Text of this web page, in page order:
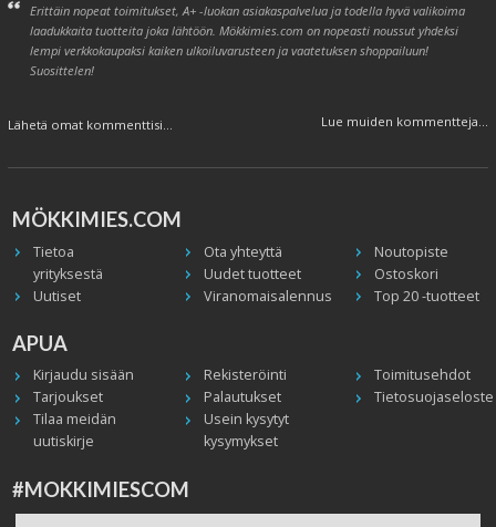
Erittäin nopeat toimitukset, A+ -luokan asiakaspalvelua ja todella hyvä valikoima
laadukkaita tuotteita joka lähtöön. Mökkimies.com on nopeasti noussut yhdeksi
lempi verkkokaupaksi kaiken ulkoiluvarusteen ja vaatetuksen shoppailuun!
Suosittelen!
Lähetä omat kommenttisi... Lue muiden kommentteja...
MÖKKIMIES.COM
Tietoa
yrityksestä
Ota yhteyttä
Noutopiste
Uudet tuotteet
Ostoskori
Uutiset
Viranomaisalennus Top 20 -tuotteet
APUA
Kirjaudu sisään Rekisteröinti
Toimitusehdot
Tarjoukset
Palautukset
Tietosuojaseloste
Tilaa meidän
uutiskirje
Usein kysytyt
kysymykset
#MOKKIMIESCOM